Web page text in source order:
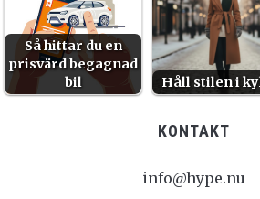
Så hittar du en
prisvärd begagnad
bil
Håll stilen i
KONTAKT
info@hype.nu